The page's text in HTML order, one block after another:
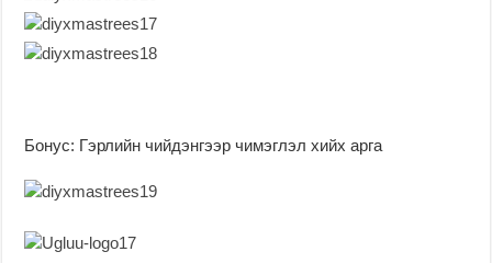
Бонус: Гэрлийн чийдэнгээр чимэглэл хийх арга